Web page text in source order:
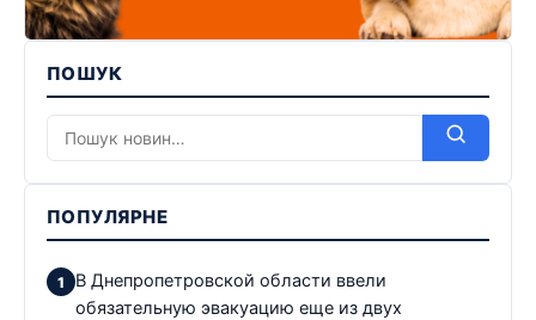
ПОШУК
ПОПУЛЯРНЕ
В Днепропетровской области ввели
обязательную эвакуацию еще из двух